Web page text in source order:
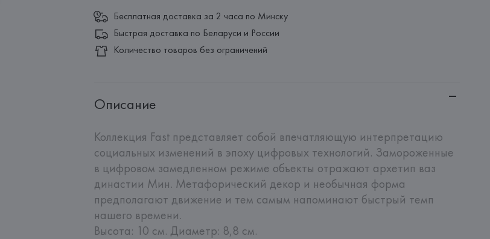
Бесплатная доставка за 2 часа по Минску
Быстрая доставка по Беларуси и России
Количество товаров без ограничений
Описание
Коллекция Fast представляет собой впечатляющую интерпретацию
социальных изменений в эпоху цифровых технологий. Замороженные
в цифровом замедленном режиме объекты отражают архетип ваз
династии Мин. Метафорический декор и необычная форма
предполагают движение и тем самым напоминают быстрый темп
нашего времени.
Высота: 10 см. Диаметр: 8,8 см.